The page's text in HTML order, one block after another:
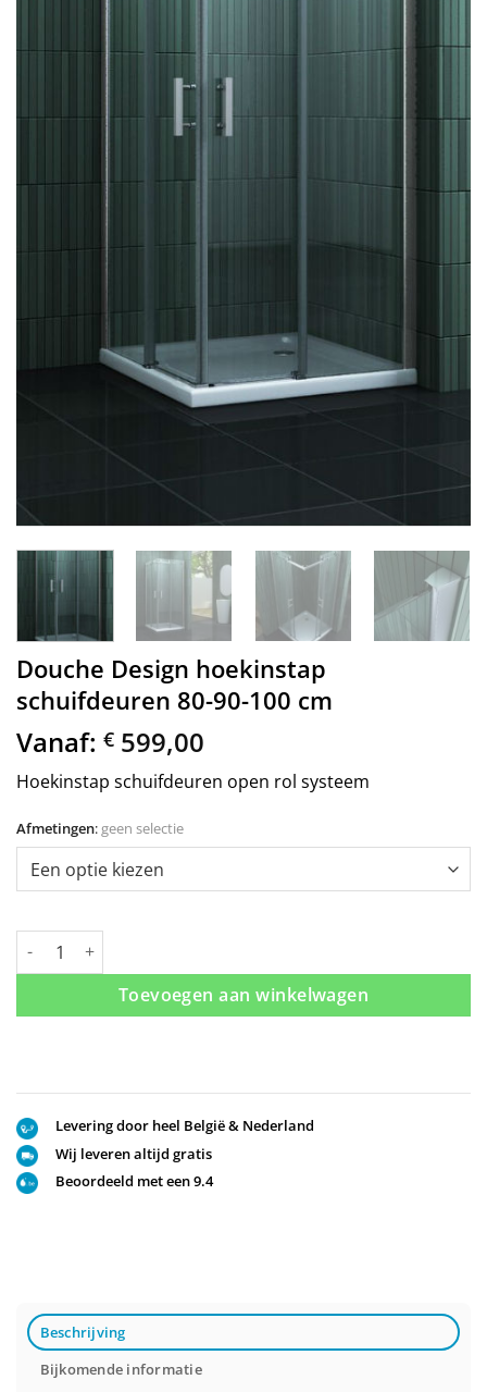
Douche Design hoekinstap
schuifdeuren 80-90-100 cm
Vanaf: € 599,00
Hoekinstap schuifdeuren open rol systeem
Afmetingen:geen selectie
Douche Design hoekinstap schuifdeuren 80-90-100 cm aantal
Toevoegen aan winkelwagen
Levering door heel België & Nederland
Wij leveren altijd gratis
Beoordeeld met een 9.4
Beschrijving
Bijkomende informatie